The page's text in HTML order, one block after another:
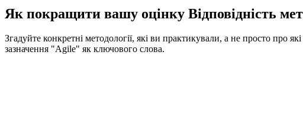
Як покращити вашу оцінку Відповідність
Згадуйте конкретні методології, які ви практикували, а не просто про
зазначення "Agile" як ключового слова.